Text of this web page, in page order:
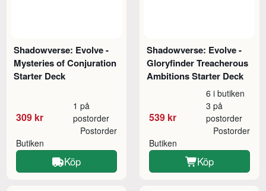
Shadowverse: Evolve -
Mysteries of Conjuration
Starter Deck
309 kr
1 på
postorder
Butiken
Postorder
Köp
Shadowverse: Evolve -
Gloryfinder Treacherous
Ambitions Starter Deck
539 kr
6 i butiken
3 på
postorder
Butiken
Postorder
Köp